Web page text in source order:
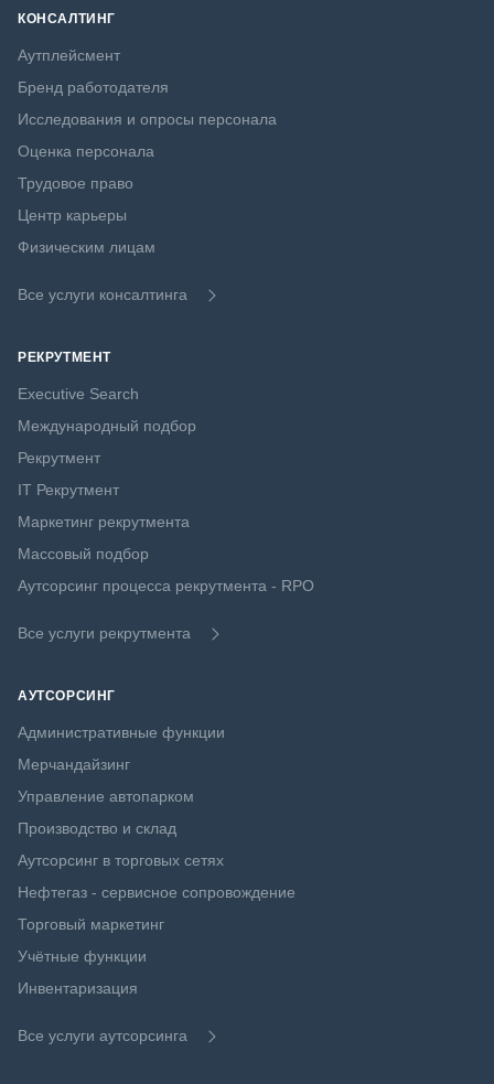
КОНСАЛТИНГ
Аутплейсмент
Бренд работодателя
Исследования и опросы персонала
Оценка персонала
Трудовое право
Центр карьеры
Физическим лицам
Все услуги консалтинга
РЕКРУТМЕНТ
Executive Search
Международный подбор
Рекрутмент
IT Рекрутмент
Маркетинг рекрутмента
Массовый подбор
Аутсорсинг процесса рекрутмента - RPO
Все услуги рекрутмента
АУТСОРСИНГ
Административные функции
Мерчандайзинг
Управление автопарком
Производство и склад
Аутсорсинг в торговых сетях
Нефтегаз - сервисное сопровождение
Торговый маркетинг
Учётные функции
Инвентаризация
Все услуги аутсорсинга